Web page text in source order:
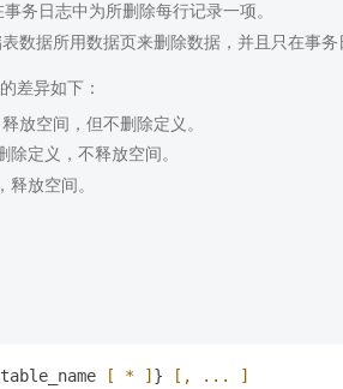
务日志中为所删除每行记录一项。
数据所用数据页来删除数据，并且只在事务
差异如下：
放空间，但不删除定义。
定义，不释放空间。
放空间。
[ * ]}
[, ... ]